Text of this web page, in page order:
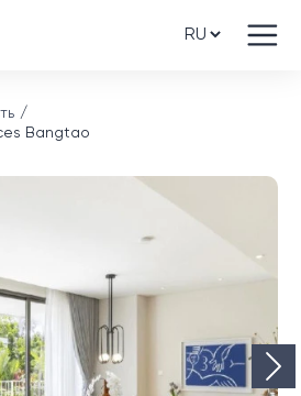
Bangtao